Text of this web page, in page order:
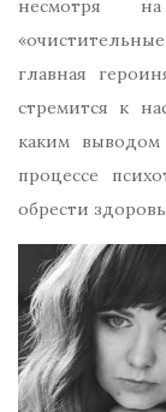
несмотря
главная
стремится к
каким
процессе
обрести